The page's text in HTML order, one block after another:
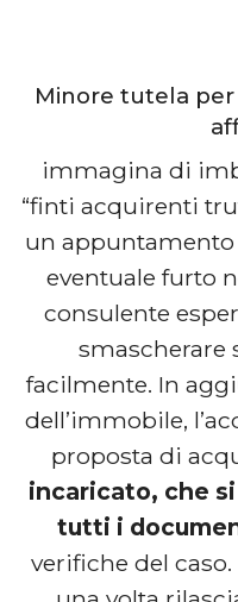
Minore tutela
immagina di
“finti acquirenti
un appuntamento
eventuale furto
consulente
smascherare
facilmente. In
dell’immobile,
proposta di
incaricato, che
tutti i
verifiche del caso.